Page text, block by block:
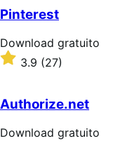
de
5
estrelas
Pinterest
Download
gratuito
Download gratuito
Classificado
com
de
5
estrelas
3.9 (27)
Authorize.net
Download
Download gratuito